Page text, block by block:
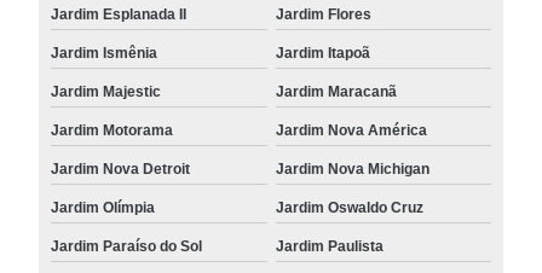
Jardim Esplanada II Jardim Flores
Jardim Ismênia Jardim Itapoã
Jardim Majestic Jardim Maracanã
Jardim Motorama Jardim Nova América
Jardim Nova Detroit Jardim Nova Michigan
Jardim Olímpia Jardim Oswaldo Cruz
Jardim Paraíso do Sol Jardim Paulista